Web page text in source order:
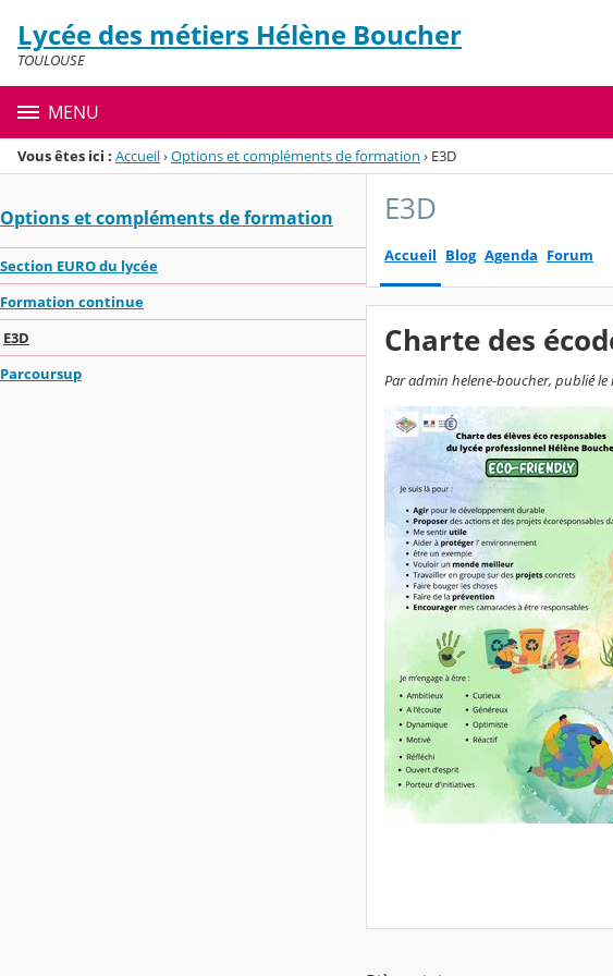
Menu de la rubrique
Contenu
Lycée des métiers Hélène Boucher
TOULOUSE
MENU
Vous êtes ici : Accueil›Options et compléments de formation › E3D
Options et compléments de formation
Section EURO du lycée
Formation continue
E3D
Parcoursup
E3D
Accueil Blog Agenda Forum
Charte des
Par admin helene-boucher, publié